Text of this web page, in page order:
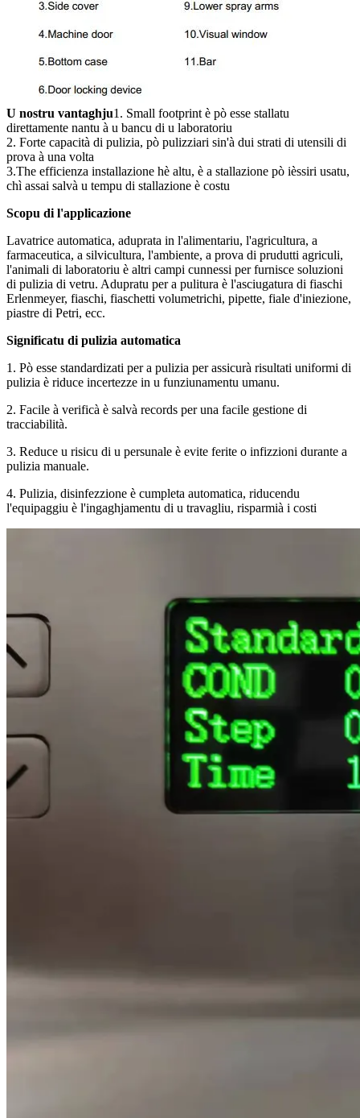
U nostru vantaghju1. Small footprint è pò esse stallatu
direttamente nantu à u bancu di u laboratoriu
2. Forte capacità di pulizia, pò pulizziari sin'à dui strati di utensili di
prova à una volta
3.The efficienza installazione hè altu, è a stallazione pò ièssiri usatu,
chì assai salvà u tempu di stallazione è costu
Scopu di l'applicazione
Lavatrice automatica, aduprata in l'alimentariu, l'agricultura, a
farmaceutica, a silvicultura, l'ambiente, a prova di prudutti agriculi,
l'animali di laboratoriu è altri campi cunnessi per furnisce soluzioni
di pulizia di vetru. Adupratu per a pulitura è l'asciugatura di fiaschi
Erlenmeyer, fiaschi, fiaschetti volumetrichi, pipette, fiale d'iniezione,
piastre di Petri, ecc.
Significatu di pulizia automatica
1. Pò esse standardizati per a pulizia per assicurà risultati uniformi di
pulizia è riduce incertezze in u funziunamentu umanu.
2. Facile à verificà è salvà records per una facile gestione di
tracciabilità.
3. Reduce u risicu di u persunale è evite ferite o infizzioni durante a
pulizia manuale.
4. Pulizia, disinfezzione è cumpleta automatica, riducendu
l'equipaggiu è l'ingaghjamentu di u travagliu, risparmià i costi